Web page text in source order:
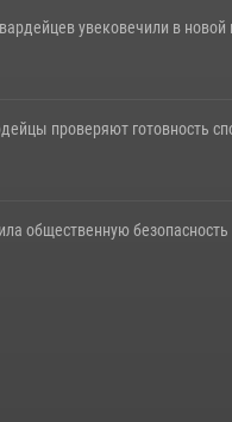
увековечили в новой
проверяют готовность
общественную